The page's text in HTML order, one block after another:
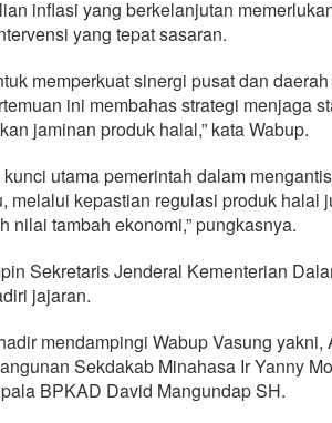
inflasi yang berkelanjutan
yang tepat sasaran.
memperkuat sinergi pusat dan
ini membahas strategi menjaga
jaminan produk halal,” kata Wabup.
utama pemerintah dalam
melalui kepastian regulasi produk halal
nilai tambah ekonomi,” pungkasnya.
Sekretaris Jenderal Kementerian
jajaran.
mendampingi Wabup Vasung yakni,
Sekdakab Minahasa Ir Yanny
BPKAD David Mangundap SH.